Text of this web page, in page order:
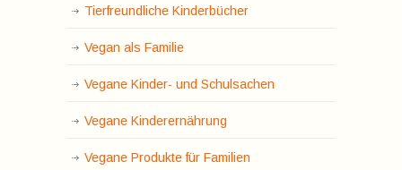
Tierfreundliche Kinderbücher
Vegan als Familie
Vegane Kinder- und Schulsachen
Vegane Kinderernährung
Vegane Produkte für Familien